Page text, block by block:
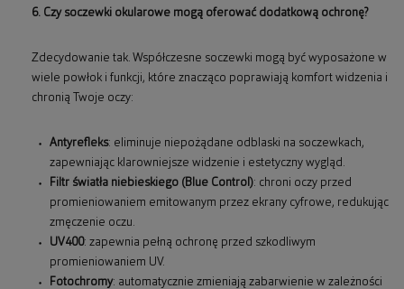
6. Czy soczewki okularowe mogą oferować dodatkową ochronę?
Zdecydowanie tak. Współczesne soczewki mogą być wyposażone w
wiele powłok i funkcji, które znacząco poprawiają komfort widzenia i
chronią Twoje oczy:
Antyrefleks: eliminuje niepożądane odblaski na soczewkach,
zapewniając klarowniejsze widzenie i estetyczny wygląd.
Filtr światła niebieskiego (Blue Control): chroni oczy przed
promieniowaniem emitowanym przez ekrany cyfrowe, redukując
zmęczenie oczu.
UV400: zapewnia pełną ochronę przed szkodliwym
promieniowaniem UV.
Fotochromy: automatycznie zmieniają zabarwienie w zależności